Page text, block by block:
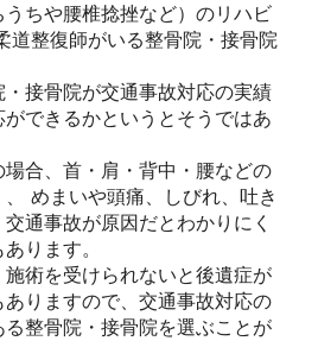
ちや腰椎捻挫など）のリハビ
道整復師がいる整骨院・接骨院
接骨院が交通事故対応の実績
できるかというとそうではあ
合、首・肩・背中・腰などの
めまいや頭痛、しびれ、吐き
通事故が原因だとわかりにく
ります。
術を受けられないと後遺症が
りますので、交通事故対応の
整骨院・接骨院を選ぶことが